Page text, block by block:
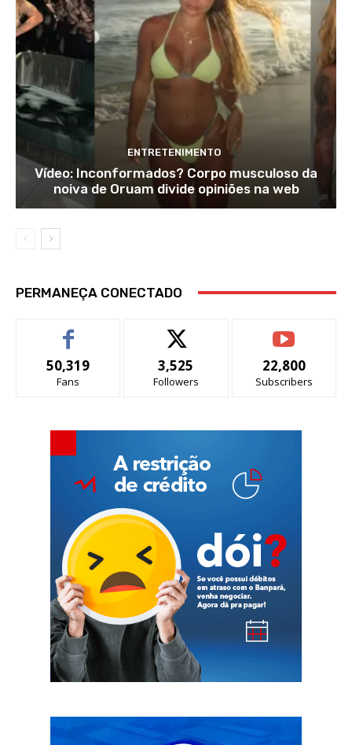
ENTRETENIMENTO
Vídeo: Inconformados? Corpo musculoso da
noiva de Oruam divide opiniões na web
PERMANEÇA CONECTADO
50,319
Fans
3,525
Followers
22,800
Subscribers